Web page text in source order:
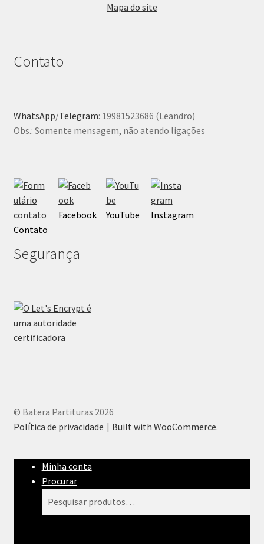
Mapa do site
Contato
WhatsApp/Telegram: 19981523686 (Leandro)
Obs.: Somente mensagem, não atendo ligações
Contato
Facebook YouTube Instagram
Segurança
© Batera Partituras 2026
Política de privacidade
Built with WooCommerce.
Minha conta
Procurar